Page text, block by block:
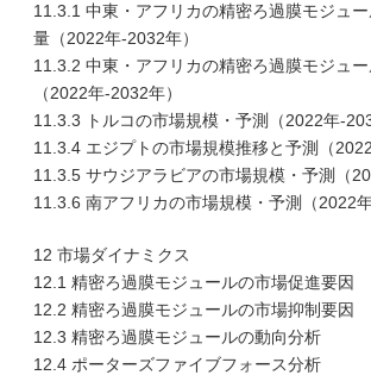
11.3.1 中東・アフリカの精密ろ過膜モジュ
量（2022年-2032年）
11.3.2 中東・アフリカの精密ろ過膜モジュ
（2022年-2032年）
11.3.3 トルコの市場規模・予測（2022年-
11.3.4 エジプトの市場規模推移と予測（
11.3.5 サウジアラビアの市場規模・予測（
11.3.6 南アフリカの市場規模・予測（2022
12 市場ダイナミクス
12.1 精密ろ過膜モジュールの市場促進要因
12.2 精密ろ過膜モジュールの市場抑制要因
12.3 精密ろ過膜モジュールの動向分析
12.4 ポーターズファイブフォース分析